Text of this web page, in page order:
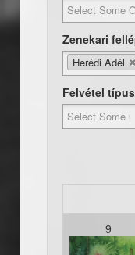
Zenekari
Herédi Adél
Felvétel
9